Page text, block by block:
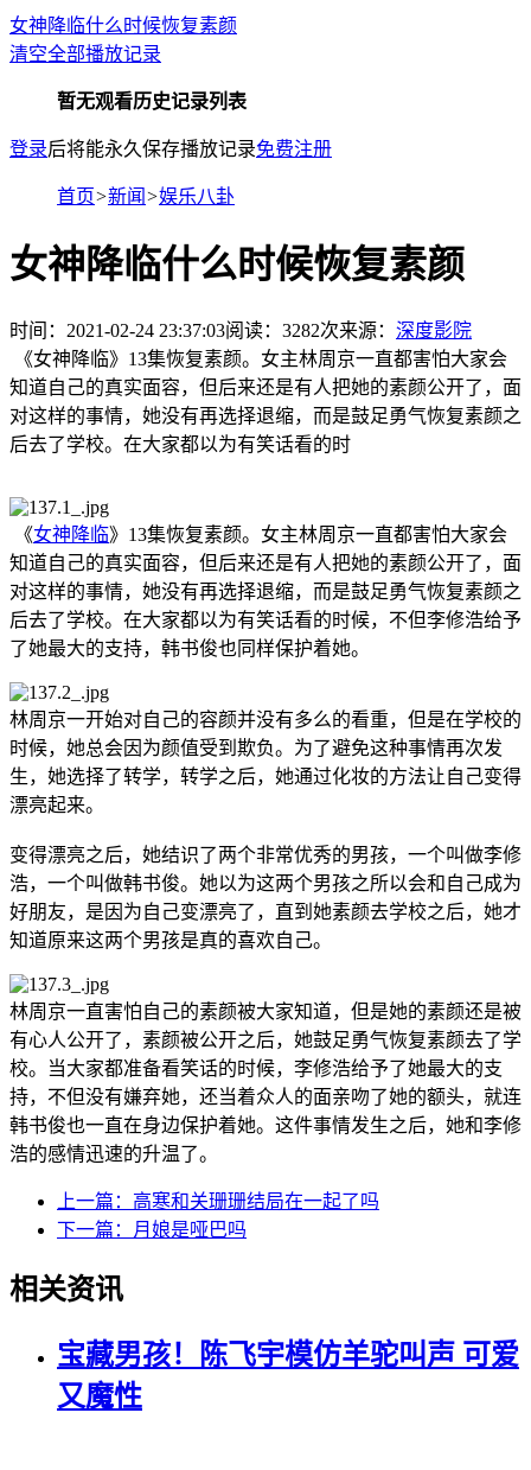
女神降临什么时候恢复素颜
清空全部播放记录
暂无观看历史记录列表
登录后将能永久保存播放记录免费注册
首页>新闻 >娱乐八卦
女神降临什么时候恢复素颜
时间：2021-02-24 23:37:03阅读： 3282次来源： 深度影院
《女神降临》13集恢复素颜。女主林周京一直都害怕大家会
知道自己的真实面容，但后来还是有人把她的素颜公开了，面
对这样的事情，她没有再选择退缩，而是鼓足勇气恢复素颜之
后去了学校。在大家都以为有笑话看的时
《女神降临》13集恢复素颜。女主林周京一直都害怕大家会
知道自己的真实面容，但后来还是有人把她的素颜公开了，面
对这样的事情，她没有再选择退缩，而是鼓足勇气恢复素颜之
后去了学校。在大家都以为有笑话看的时候，不但李修浩给予
了她最大的支持，韩书俊也同样保护着她。
林周京一开始对自己的容颜并没有多么的看重，但是在学校的
时候，她总会因为颜值受到欺负。为了避免这种事情再次发
生，她选择了转学，转学之后，她通过化妆的方法让自己变得
漂亮起来。
变得漂亮之后，她结识了两个非常优秀的男孩，一个叫做李修
浩，一个叫做韩书俊。她以为这两个男孩之所以会和自己成为
好朋友，是因为自己变漂亮了，直到她素颜去学校之后，她才
知道原来这两个男孩是真的喜欢自己。
林周京一直害怕自己的素颜被大家知道，但是她的素颜还是被
有心人公开了，素颜被公开之后，她鼓足勇气恢复素颜去了学
校。当大家都准备看笑话的时候，李修浩给予了她最大的支
持，不但没有嫌弃她，还当着众人的面亲吻了她的额头，就连
韩书俊也一直在身边保护着她。这件事情发生之后，她和李修
浩的感情迅速的升温了。
上一篇： 高寒和关珊珊结局在一起了吗
下一篇：
月娘是哑巴吗
相关资讯
宝藏男孩！陈飞宇模仿羊驼叫声 可爱
又魔性